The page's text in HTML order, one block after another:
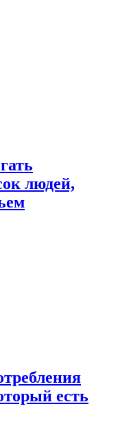
людей,
есть